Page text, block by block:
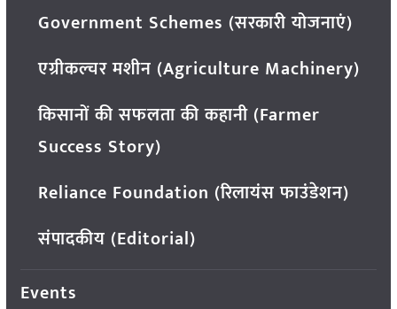
Government Schemes (सरकारी योजनाएं)
एग्रीकल्चर मशीन (Agriculture Machinery)
किसानों की सफलता की कहानी (Farmer
Success Story)
Reliance Foundation (रिलायंस फाउंडेशन)
संपादकीय (Editorial)
Events